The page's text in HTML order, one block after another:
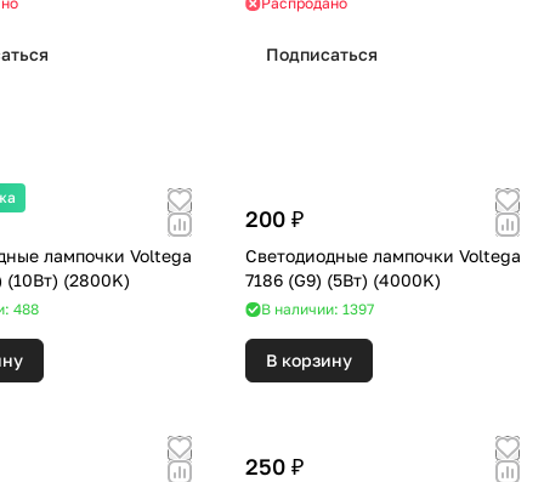
Подписаться
лампочки Voltega
8451 (E27) (10Вт) (2800K)
488
200 ₽
Светодиодные лампочки Voltega
7186 (G9) (5Вт) (4000K)
В наличии: 1397
В корзину
250 ₽